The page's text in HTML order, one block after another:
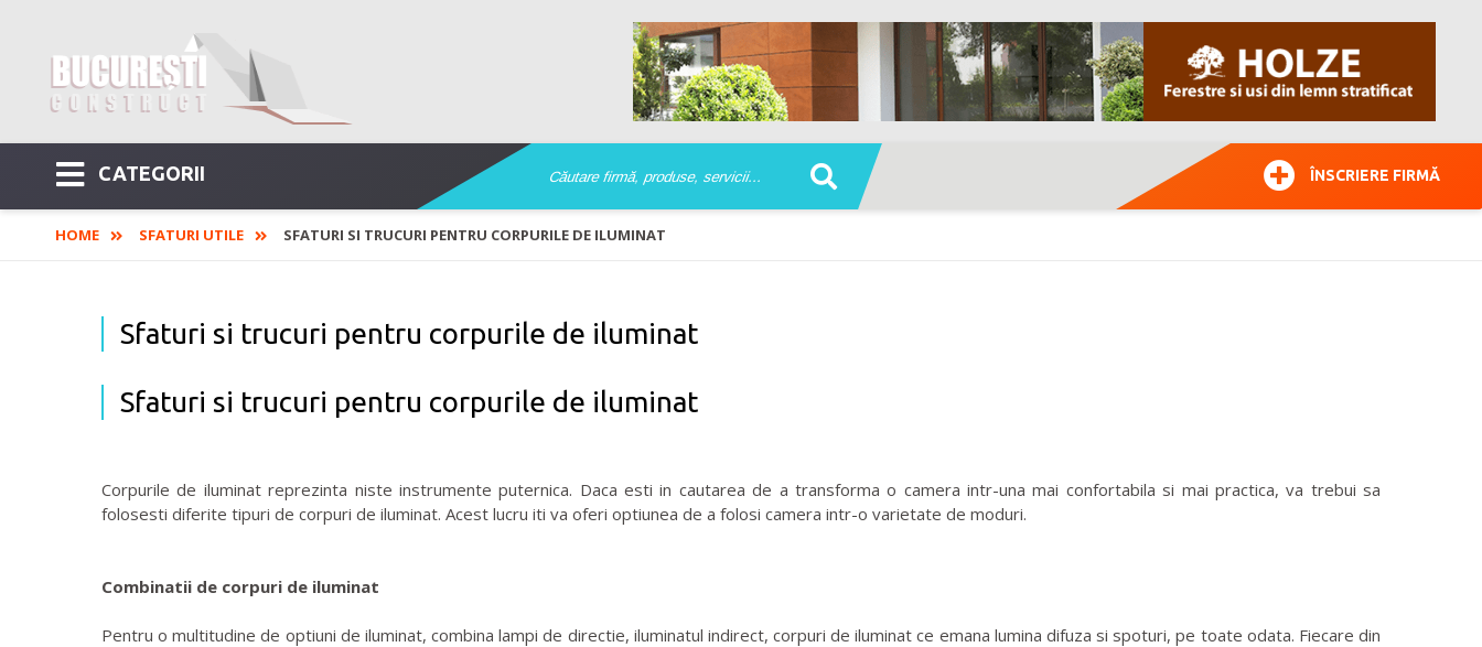
CATEGORII ÎNSCRIERE FIRMĂ
HOME SFATURI UTILE SFATURI SI TRUCURI PENTRU CORPURILE DE ILUMINAT
Sfaturi si trucuri pentru corpurile de iluminat
Sfaturi si trucuri pentru corpurile de iluminat
Corpurile de iluminat reprezinta niste instrumente puternica. Daca esti in cautarea de a transforma o camera intr-una mai confortabila si mai practica, va trebui sa
folosesti diferite tipuri de corpuri de iluminat. Acest lucru iti va oferi optiunea de a folosi camera intr-o varietate de moduri.
Combinatii de corpuri de iluminat
Pentru o multitudine de optiuni de iluminat, combina lampi de directie, iluminatul indirect, corpuri de iluminat ce emana lumina difuza si spoturi, pe toate odata. Fiecare din